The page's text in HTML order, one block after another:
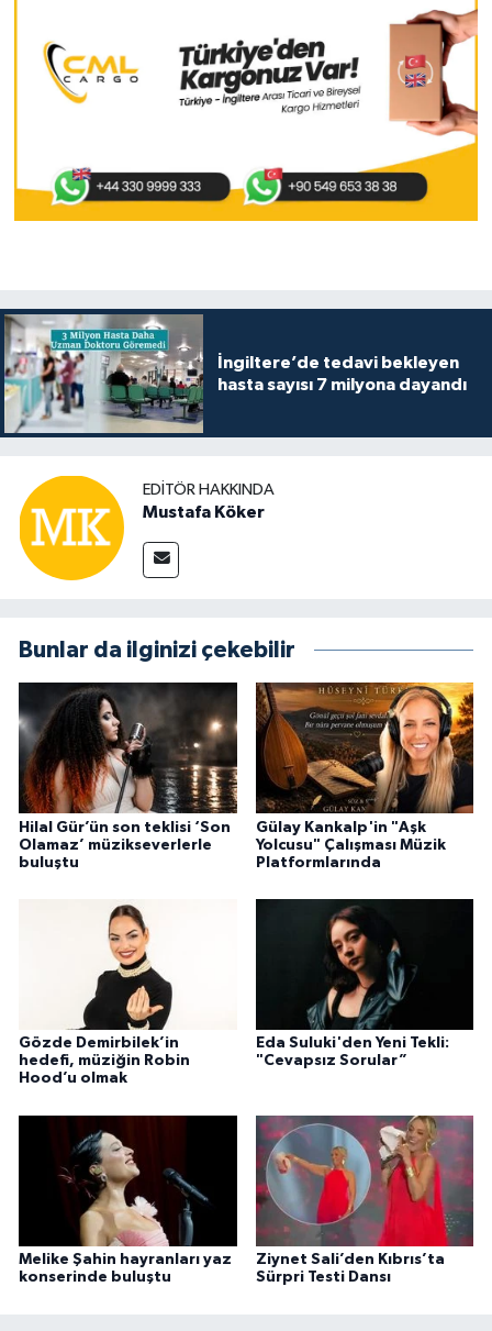
İngiltere’de tedavi bekleyen
hasta sayısı 7 milyona dayandı
EDITÖR HAKKINDA
Mustafa Köker
Bunlar da ilginizi çekebilir
Hilal Gür’ün son teklisi ‘Son
Olamaz’ müzikseverlerle
buluştu
Gülay Kankalp'in "Aşk
Yolcusu" Çalışması Müzik
Platformlarında
Gözde Demirbilek’in
hedefi, müziğin Robin
Hood’u olmak
Eda Suluki'den Yeni Tekli:
"Cevapsız Sorular”
Melike Şahin hayranları yaz
konserinde buluştu
Ziynet Sali’den Kıbrıs’ta
Sürpri Testi Dansı